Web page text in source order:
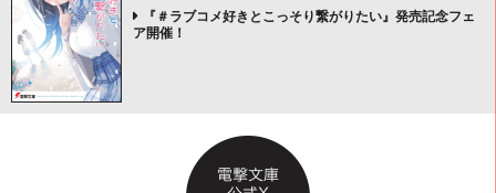
『＃ラブコメ好きとこっそり繋がりたい』発売記念フェ
ア開催！